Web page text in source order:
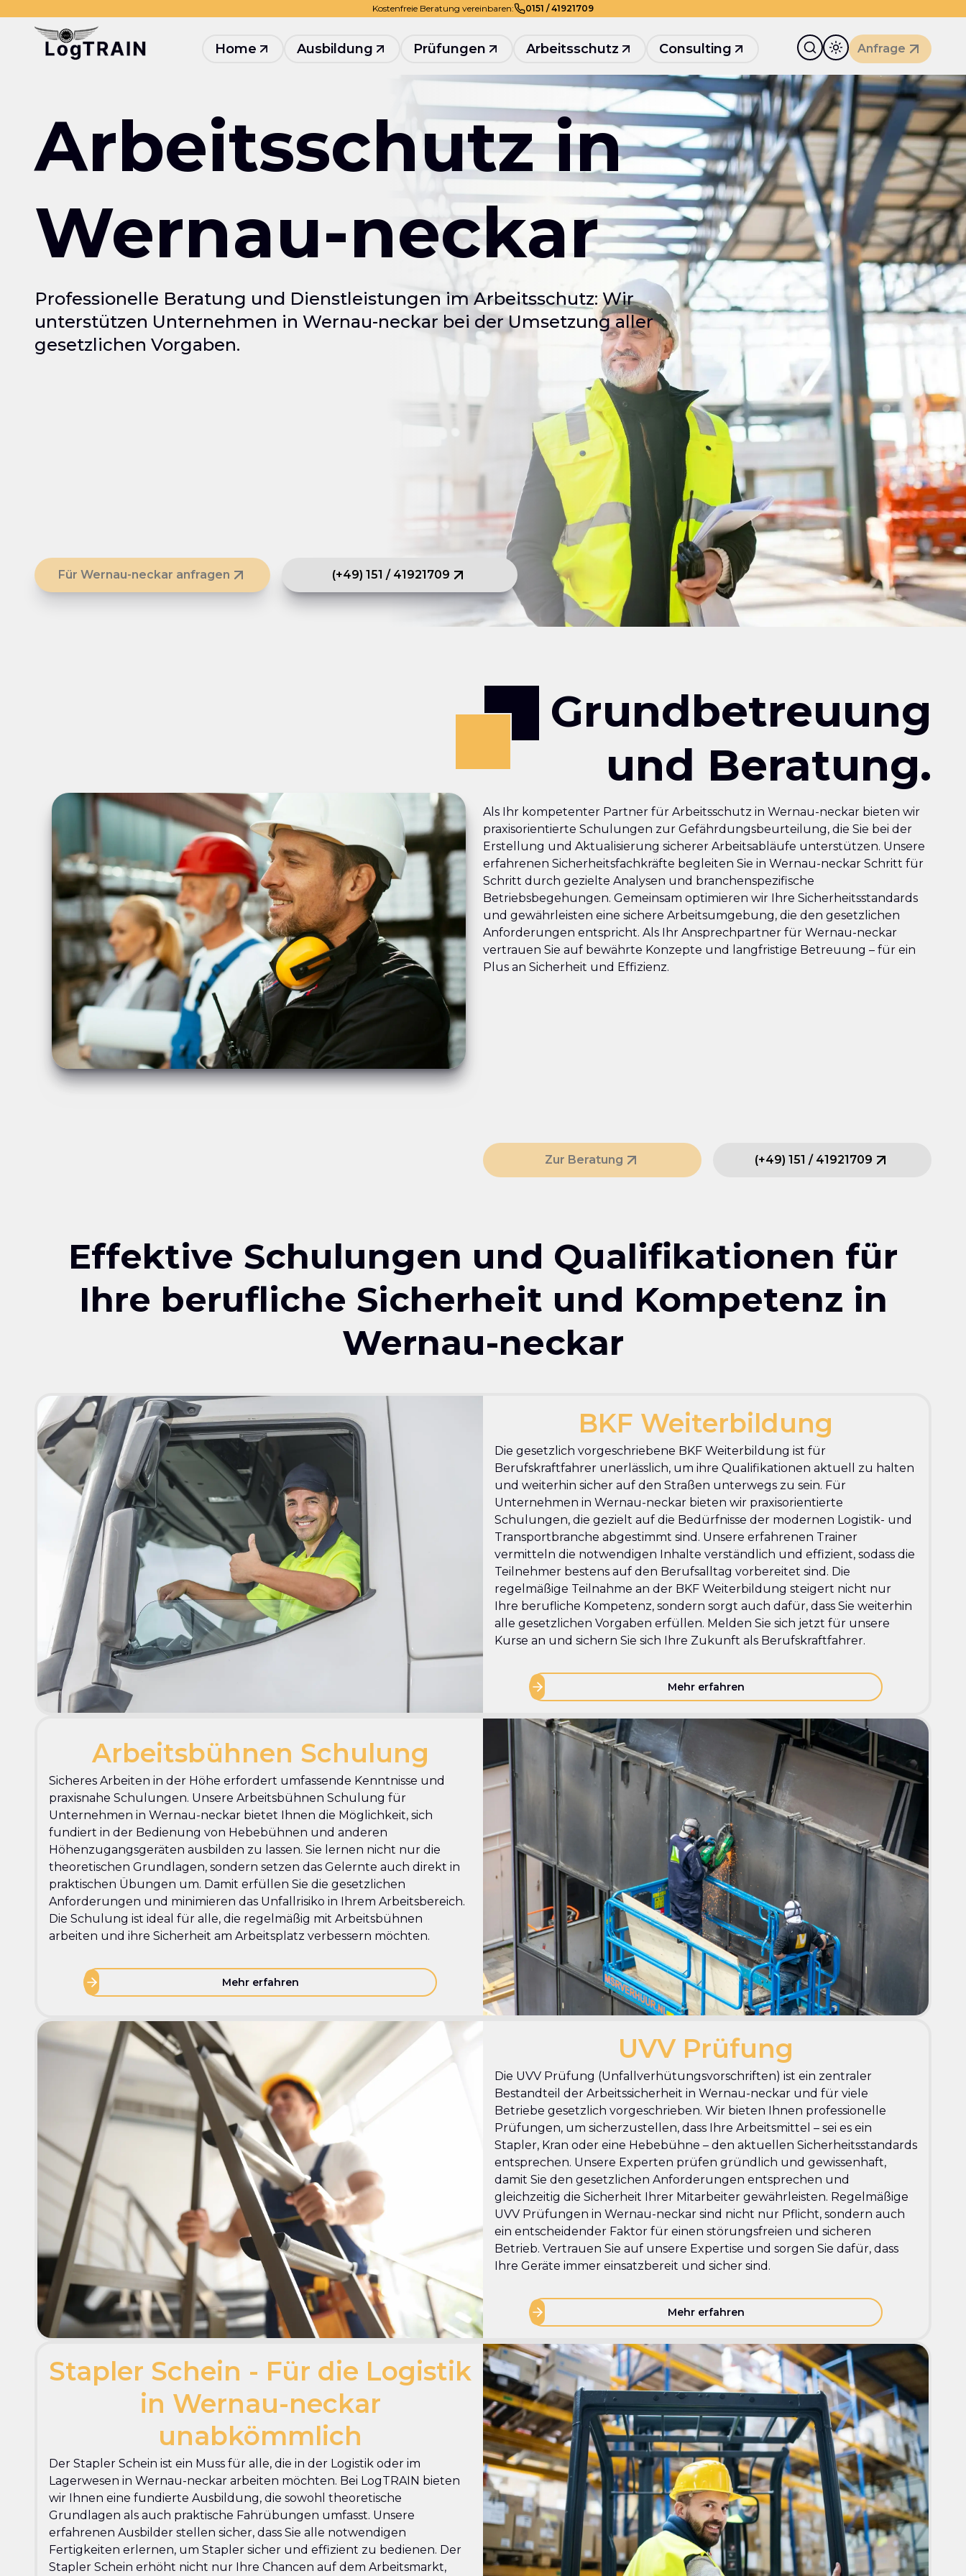
Kostenfreie Beratung vereinbaren: 0151 /41921709
Home Ausbildung Prüfungen Arbeitsschutz Consulting Anfrage
Arbeitsschutz in
Wernau-neckar
Professionelle Beratung und Dienstleistungen im Arbeitsschutz: Wir
unterstützen Unternehmen in Wernau-neckar bei der Umsetzung aller
gesetzlichen Vorgaben.
Für Wernau-neckar anfragen (+49) 151 / 41921709
Grundbetreuung
und Beratung.
Als Ihr kompetenter Partner für Arbeitsschutz in Wernau-neckar bieten wir
praxisorientierte Schulungen zur Gefährdungsbeurteilung, die Sie bei der
Erstellung und Aktualisierung sicherer Arbeitsabläufe unterstützen. Unsere
erfahrenen Sicherheitsfachkräfte begleiten Sie in Wernau-neckar Schritt für
Schritt durch gezielte Analysen und branchenspezifische
Betriebsbegehungen. Gemeinsam optimieren wir Ihre Sicherheitsstandards
und gewährleisten eine sichere Arbeitsumgebung, die den gesetzlichen
Anforderungen entspricht. Als Ihr Ansprechpartner für Wernau-neckar
vertrauen Sie auf bewährte Konzepte und langfristige Betreuung – für ein
Plus an Sicherheit und Effizienz.
Zur Beratung (+49) 151 / 41921709
Effektive Schulungen und Qualifikationen für
Ihre berufliche Sicherheit und Kompetenz in
Wernau-neckar
BKF Weiterbildung
Die gesetzlich vorgeschriebene BKF Weiterbildung ist für
Berufskraftfahrer unerlässlich, um ihre Qualifikationen aktuell zu halten
und weiterhin sicher auf den Straßen unterwegs zu sein. Für
Unternehmen in Wernau-neckar bieten wir praxisorientierte
Schulungen, die gezielt auf die Bedürfnisse der modernen Logistik- und
Transportbranche abgestimmt sind. Unsere erfahrenen Trainer
vermitteln die notwendigen Inhalte verständlich und effizient, sodass die
Teilnehmer bestens auf den Berufsalltag vorbereitet sind. Die
regelmäßige Teilnahme an der BKF Weiterbildung steigert nicht nur
Ihre berufliche Kompetenz, sondern sorgt auch dafür, dass Sie weiterhin
alle gesetzlichen Vorgaben erfüllen. Melden Sie sich jetzt für unsere
Kurse an und sichern Sie sich Ihre Zukunft als Berufskraftfahrer.
Mehr erfahren
Arbeitsbühnen Schulung
Sicheres Arbeiten in der Höhe erfordert umfassende Kenntnisse und
praxisnahe Schulungen. Unsere Arbeitsbühnen Schulung für
Unternehmen in Wernau-neckar bietet Ihnen die Möglichkeit, sich
fundiert in der Bedienung von Hebebühnen und anderen
Höhenzugangsgeräten ausbilden zu lassen. Sie lernen nicht nur die
theoretischen Grundlagen, sondern setzen das Gelernte auch direkt in
praktischen Übungen um. Damit erfüllen Sie die gesetzlichen
Anforderungen und minimieren das Unfallrisiko in Ihrem Arbeitsbereich.
Die Schulung ist ideal für alle, die regelmäßig mit Arbeitsbühnen
arbeiten und ihre Sicherheit am Arbeitsplatz verbessern möchten.
Mehr erfahren
UVV Prüfung
Die UVV Prüfung (Unfallverhütungsvorschriften) ist ein zentraler
Bestandteil der Arbeitssicherheit in Wernau-neckar und für viele
Betriebe gesetzlich vorgeschrieben. Wir bieten Ihnen professionelle
Prüfungen, um sicherzustellen, dass Ihre Arbeitsmittel – sei es ein
Stapler, Kran oder eine Hebebühne – den aktuellen Sicherheitsstandards
entsprechen. Unsere Experten prüfen gründlich und gewissenhaft,
damit Sie den gesetzlichen Anforderungen entsprechen und
gleichzeitig die Sicherheit Ihrer Mitarbeiter gewährleisten. Regelmäßige
UVV Prüfungen in Wernau-neckar sind nicht nur Pflicht, sondern auch
ein entscheidender Faktor für einen störungsfreien und sicheren
Betrieb. Vertrauen Sie auf unsere Expertise und sorgen Sie dafür, dass
Ihre Geräte immer einsatzbereit und sicher sind.
Mehr erfahren
Stapler Schein - Für die Logistik
in Wernau-neckar
unabkömmlich
Der Stapler Schein ist ein Muss für alle, die in der Logistik oder im
Lagerwesen in Wernau-neckar arbeiten möchten. Bei LogTRAIN bieten
wir Ihnen eine fundierte Ausbildung, die sowohl theoretische
Grundlagen als auch praktische Fahrübungen umfasst. Unsere
erfahrenen Ausbilder stellen sicher, dass Sie alle notwendigen
Fertigkeiten erlernen, um Stapler sicher und effizient zu bedienen. Der
Stapler Schein erhöht nicht nur Ihre Chancen auf dem Arbeitsmarkt,